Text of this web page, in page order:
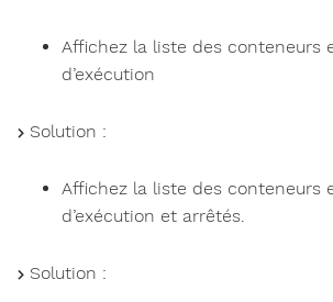
Affichez la liste des conteneurs
d’exécution
Solution :
Affichez la liste des conteneurs
d’exécution et arrêtés.
Solution :